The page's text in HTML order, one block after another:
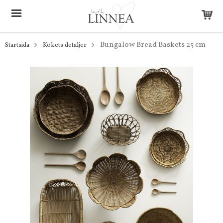
Startsida Kökets detaljer Bungalow Bread Baskets 25 cm